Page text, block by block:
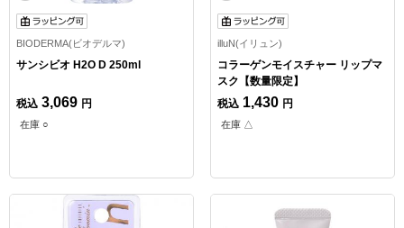
BIODERMA(ビオデルマ)
サンシビオ H2O D 250ml
税込 3,069 円
在庫 ○
illuN(イリュン)
コラーゲンモイスチャー リップマ
スク【数量限定】
税込 1,430 円
在庫 △